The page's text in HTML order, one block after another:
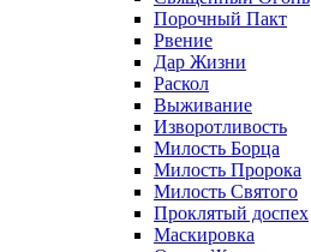
Порочный Пакт
Рвение
Дар Жизни
Раскол
Выживание
Изворотливость
Милость Борца
Милость Пророка
Милость Святого
Проклятый доспех
Маскировка